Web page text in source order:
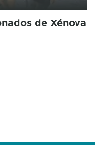
de Xénova